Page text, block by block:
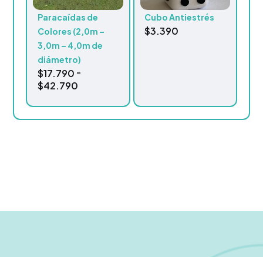
Paracaídas de
Colores (2,0m –
3,0m – 4,0m de
diámetro)
$17.790 -
$42.790
Cubo Antiestrés
$3.390